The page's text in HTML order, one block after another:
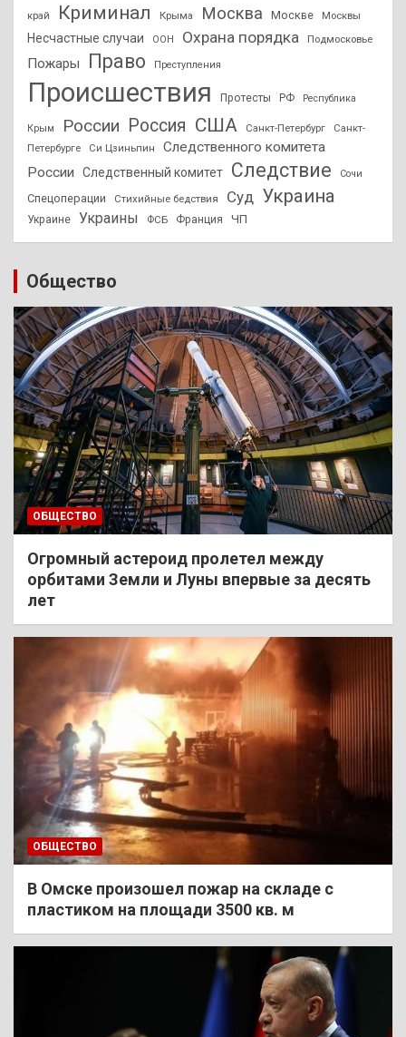
край Криминал Крыма Москва Москве Москвы
Несчастные случаи ООН Охрана порядка Подмосковье
Пожары Право Преступления
Происшествия Протесты РФ Республика
Крым России Россия США Санкт-Петербург
Санкт-
Петербурге
Си Цзиньпин
Следственного комитета
России
Следственный комитет Следствие Сочи
Спецоперации Стихийные бедствия Суд Украина
Украине Украины ФСБ Франция ЧП
Общество
ОБЩЕСТВО
Огромный астероид пролетел между
орбитами Земли и Луны впервые за десять
лет
ОБЩЕСТВО
В Омске произошел пожар на складе с
пластиком на площади 3500 кв. м